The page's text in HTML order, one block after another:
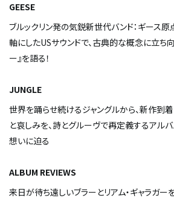
GEESE
ブルックリン発の気鋭新世代バンド：ギース――
軸にしたUSサウンドで、古典的な概念に立ち
ー』を語る！
JUNGLE
世界を踊らせ続けるジャングルから、新作到
と哀しみを、詩とグルーヴで再定義するアルバ
想いに迫る
ALBUM REVIEWS
来日が待ち遠しいブラーとリアム・ギャラガ